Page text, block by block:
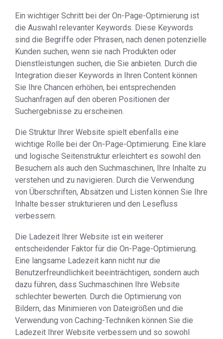
Ein wichtiger Schritt bei der On-Page-Optimierung ist
die Auswahl relevanter Keywords. Diese Keywords
sind die Begriffe oder Phrasen, nach denen potenzielle
Kunden suchen, wenn sie nach Produkten oder
Dienstleistungen suchen, die Sie anbieten. Durch die
Integration dieser Keywords in Ihren Content können
Sie Ihre Chancen erhöhen, bei entsprechenden
Suchanfragen auf den oberen Positionen der
Suchergebnisse zu erscheinen.
Die Struktur Ihrer Website spielt ebenfalls eine
wichtige Rolle bei der On-Page-Optimierung. Eine klare
und logische Seitenstruktur erleichtert es sowohl den
Besuchern als auch den Suchmaschinen, Ihre Inhalte zu
verstehen und zu navigieren. Durch die Verwendung
von Überschriften, Absätzen und Listen können Sie Ihre
Inhalte besser strukturieren und den Lesefluss
verbessern.
Die Ladezeit Ihrer Website ist ein weiterer
entscheidender Faktor für die On-Page-Optimierung.
Eine langsame Ladezeit kann nicht nur die
Benutzerfreundlichkeit beeinträchtigen, sondern auch
dazu führen, dass Suchmaschinen Ihre Website
schlechter bewerten. Durch die Optimierung von
Bildern, das Minimieren von Dateigrößen und die
Verwendung von Caching-Techniken können Sie die
Ladezeit Ihrer Website verbessern und so sowohl